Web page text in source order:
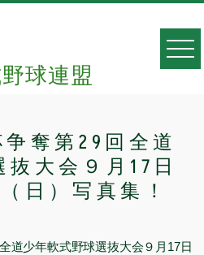
球連盟
争奪第29回全道
大会９月17日
日）写真集！
道少年軟式野球選抜大会９月17日